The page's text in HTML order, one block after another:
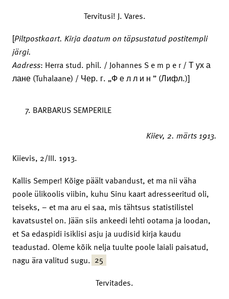
Tervitusi! J. Vares.
[Piltpostkaart. Kirja daatum on täpsustatud postitempli
järgi.
Aadress: Herra stud. phil. / Johannes S e m p e r / Т ух а
лане (Tuhalaane) / Чер. г. „Ф е л л и н ” (Лифл.)]
BARBARUS SEMPERILE
Kiiev, 2. märts 1913.
Kiievis, 2/III. 1913.
Kallis Semper! Kõige päält vabandust, et ma nii väha
poole ülikoolis viibin, kuhu Sinu kaart adresseeritud oli,
teiseks, – et ma aru ei saa, mis tähtsus statistilistel
kavatsustel on. Jään siis ankeedi lehti ootama ja loodan,
et Sa edaspidi isiklisi asju ja uudisid kirja kaudu
teadustad. Oleme kõik nelja tuulte poole laiali paisatud,
nagu ära valitud sugu. 25
Tervitades.